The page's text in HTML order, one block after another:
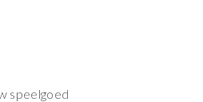
speelgoed